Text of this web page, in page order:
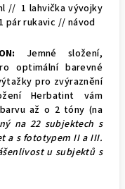
// 1 lahvička vývojky
1 pár rukavic // návod
Jemné složení,
optimální barevné
pro zvýraznění
Herbatint vám
až o 2 tóny (na
na 22 subjektech s
a s fototypem II a III.
u subjektů s